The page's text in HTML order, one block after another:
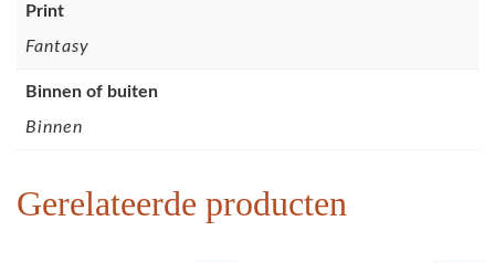
Print
Fantasy
Binnen of buiten
Binnen
Gerelateerde producten